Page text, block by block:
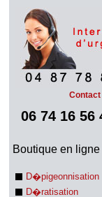
Contact
06 74 16 56
Boutique en ligne
D�pigeonnisation
D�ratisation